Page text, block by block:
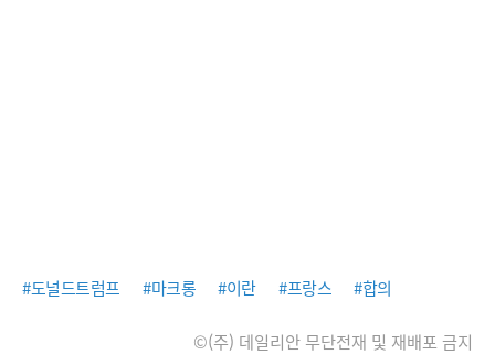
#도널드트럼프 #마크롱 #이란 #프랑스 #합의
©(주) 데일리안 무단전재 및 재배포 금지